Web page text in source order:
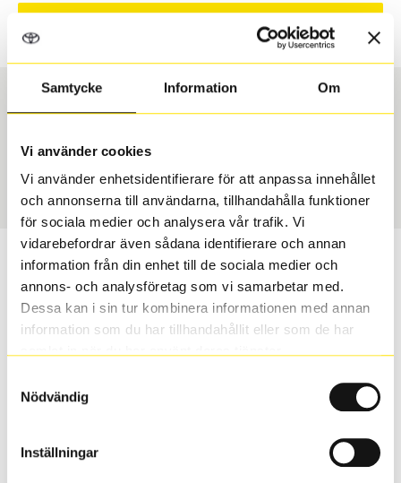
Samtycke Information Om
Vi använder cookies
Vi använder enhetsidentifierare för att anpassa innehållet
och annonserna till användarna, tillhandahålla funktioner
för sociala medier och analysera vår trafik. Vi
vidarebefordrar även sådana identifierare och annan
information från din enhet till de sociala medier och
annons- och analysföretag som vi samarbetar med.
Dessa kan i sin tur kombinera informationen med annan
information som du har tillhandahållit eller som de har
Nödvändig
Inställningar
Däcktyp
Sommar
Däckstorlek
1324
Passar detta däck min bil?
Ange registreringsnummer för att se om det däck du
valt passar din bilmodell. Om du köper däck som skall
sättas på dina befintliga fälgar, se till att kolla en extra
Ibland kan fälgen ha bytts ut under årens lopp och
inte vara samma dimension som bilen hade ut från